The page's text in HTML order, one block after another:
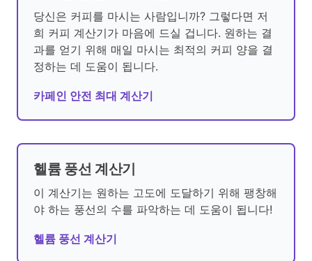
당신은 커피를 마시는 사람입니까? 그렇다면 저
희 커피 계산기가 마음에 드실 겁니다. 원하는 결
과를 얻기 위해 매일 마시는 최적의 커피 양을 결
정하는 데 도움이 됩니다.
카페인 안전 최대 계산기
헬륨 풍선 계산기
이 계산기는 원하는 고도에 도달하기 위해 팽창해
야 하는 풍선의 수를 파악하는 데 도움이 됩니다!
헬륨 풍선 계산기